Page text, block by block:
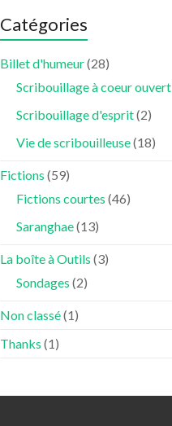
Catégories
Billet d'humeur(28)
Scribouillage à coeur ouvert
Scribouillage d'esprit(2)
Vie de scribouilleuse(18)
Fictions (59)
Fictions courtes (46)
Saranghae(13)
La boîte à Outils (3)
Sondages (2)
Non classé(1)
Thanks (1)